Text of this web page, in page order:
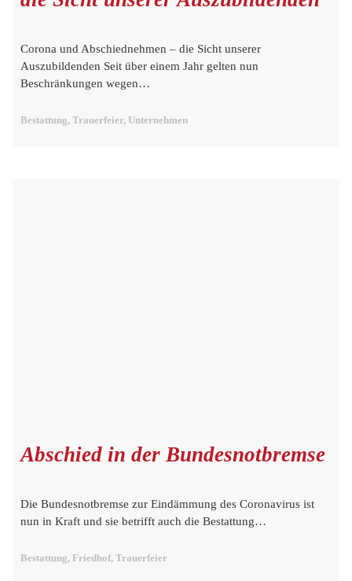
Corona und Abschiednehmen – die Sicht unserer
Auszubildenden Seit über einem Jahr gelten nun
Beschränkungen wegen…
Bestattung, Trauerfeier, Unternehmen
Abschied in der Bundesnotbremse
Die Bundesnotbremse zur Eindämmung des Coronavirus ist
nun in Kraft und sie betrifft auch die Bestattung…
Bestattung, Friedhof, Trauerfeier